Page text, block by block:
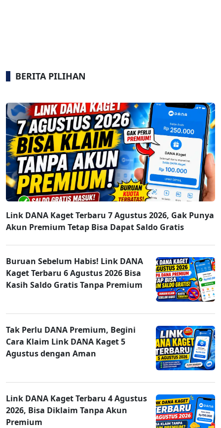
BERITA PILIHAN
Link DANA Kaget Terbaru 7 Agustus 2026, Gak Punya
Akun Premium Tetap Bisa Dapat Saldo Gratis
Buruan Sebelum Habis! Link DANA
Kaget Terbaru 6 Agustus 2026 Bisa
Kasih Saldo Gratis Tanpa Premium
Tak Perlu DANA Premium, Begini
Cara Klaim Link DANA Kaget 5
Agustus dengan Aman
Link DANA Kaget Terbaru 4 Agustus
2026, Bisa Diklaim Tanpa Akun
Premium